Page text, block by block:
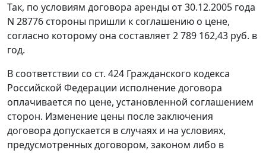
Так, по условиям договора аренды от 30.12.2005 года
N 28776 стороны пришли к соглашению о цене,
согласно которому она составляет 2 789 162,43 руб. в
год.
В соответствии со ст. 424 Гражданского кодекса
Российской Федерации исполнение договора
оплачивается по цене, установленной соглашением
сторон. Изменение цены после заключения
договора допускается в случаях и на условиях,
предусмотренных договором, законом либо в